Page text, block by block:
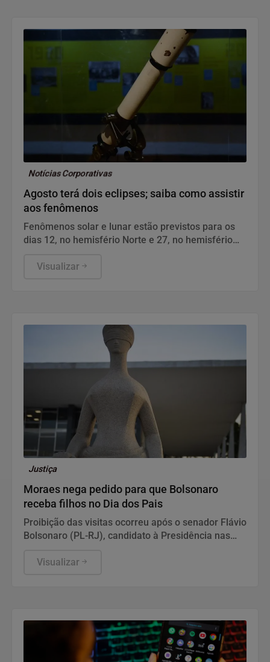
Notícias Corporativas
Agosto terá dois eclipses; saiba como assistir
aos fenômenos
Fenômenos solar e lunar estão previstos para os
dias 12, no hemisfério Norte e 27, no hemisfério
Visualizar
Justiça
Moraes nega pedido para que Bolsonaro
receba filhos no Dia dos Pais
Proibição das visitas ocorreu após o senador Flávio
Bolsonaro (PL-RJ), candidato à Presidência nas
uma carta manuscrita assinada pelo pai.
Visualizar